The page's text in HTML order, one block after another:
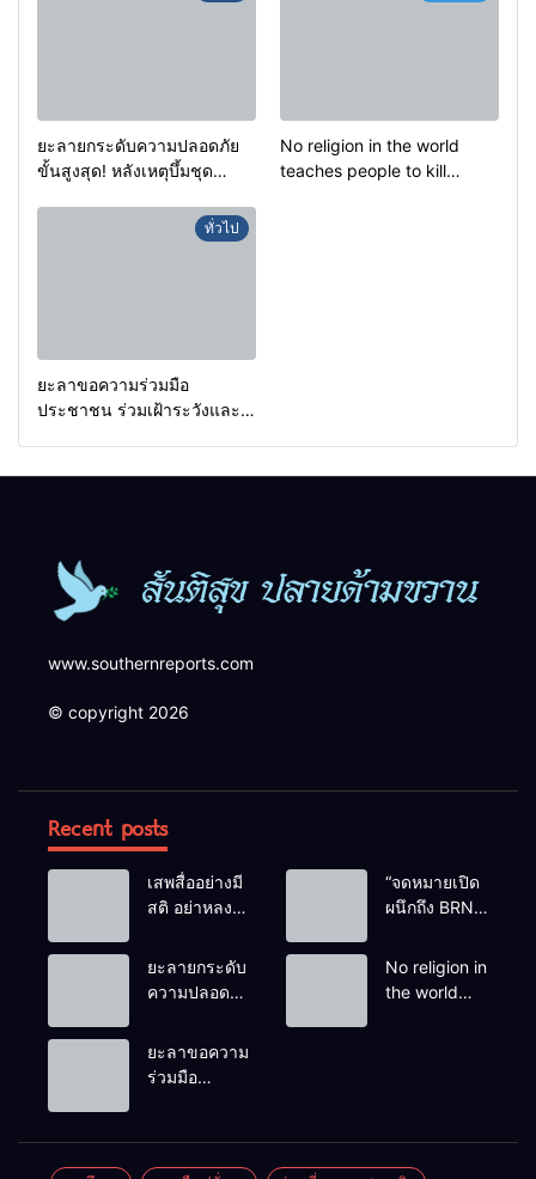
ยะลายกระดับความปลอดภัย
ขั้นสูงสุด! หลังเหตุบึ้มชุด
กรองเตือนเฝ้าระวังแกนนำสั่ง
No religion in the world
teaches people to kill
ทั่วไป
ยะลาขอความร่วมมือ
ประชาชน ร่วมเฝ้าระวังและ
www.southernreports.com
© copyright 2026
Recent posts
เสพสื่ออย่างมี
สติ อย่าหลง
“จดหมายเปิด
ผนึกถึง BRN”
หยดน้ำตาของ
ครอบครัวครู
ยะลายกระดับ
ความปลอดภัย
คุ้มครองครู
เตือนเฝ้าระวัง
แกนนำสั่งการ
No religion in
the world
goal.
ยะลาขอความ
ร่วมมือ